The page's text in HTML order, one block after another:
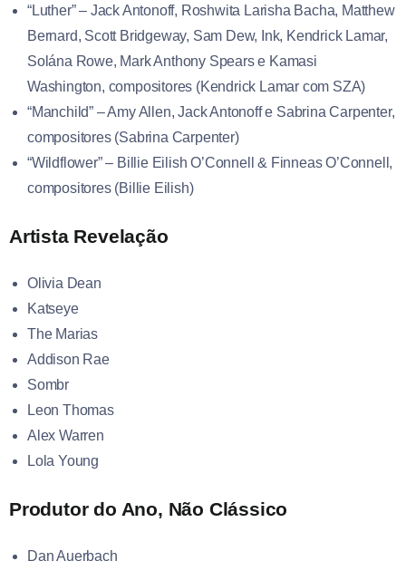
“Luther” – Jack Antonoff, Roshwita Larisha Bacha, Matthew
Bernard, Scott Bridgeway, Sam Dew, Ink, Kendrick Lamar,
Solána Rowe, Mark Anthony Spears e Kamasi
Washington, compositores (Kendrick Lamar com SZA)
“Manchild” – Amy Allen, Jack Antonoff e Sabrina Carpenter,
compositores (Sabrina Carpenter)
“Wildflower” – Billie Eilish O’Connell & Finneas O’Connell,
compositores (Billie Eilish)
Artista Revelação
Olivia Dean
Katseye
The Marias
Addison Rae
Sombr
Leon Thomas
Alex Warren
Lola Young
Produtor do Ano, Não Clássico
Dan Auerbach